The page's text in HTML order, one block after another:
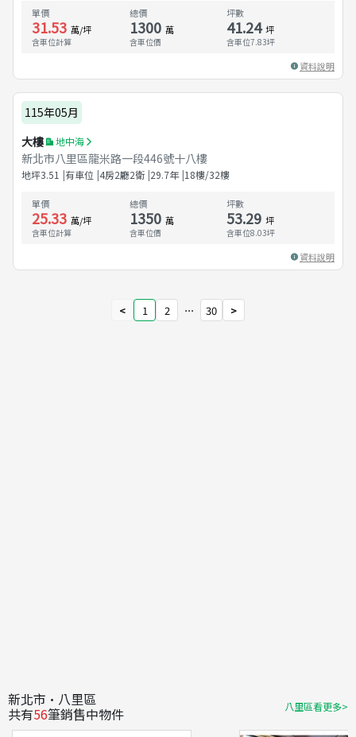
單價
31.53 萬/坪
含車位計算
總價
1300 萬
含車位價
坪數
41.24 坪
含車位7.83坪
資料說明
115年05月
大樓
地中海
新北市八里區龍米路一段446號十八樓
地坪3.51 有車位 4房2廳2衛 29.7年 18樓/32樓
單價
25.33 萬/坪
含車位計算
總價
1350 萬
含車位價
坪數
53.29 坪
含車位8.03坪
資料說明
< 1 2 ⋯ 30 >
新北市·八里區
共有56筆銷售中物件 八里區看更多>